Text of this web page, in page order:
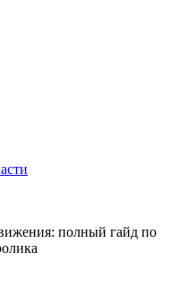
полный гайд по